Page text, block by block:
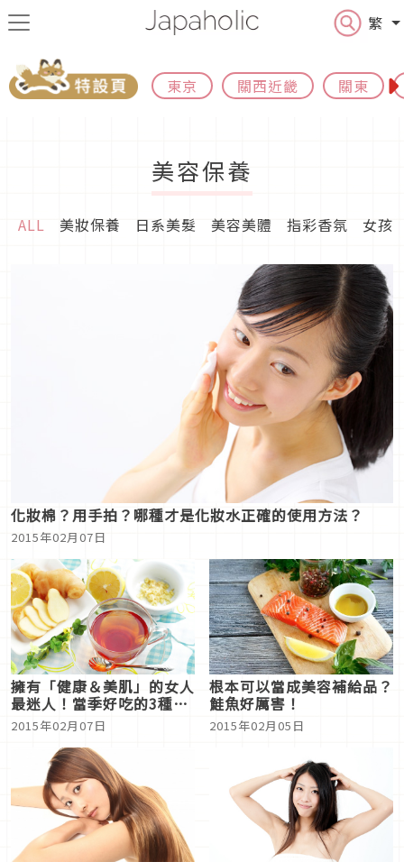
繁
東京 關西近畿 關東
美容保養
ALL 美妝保養 日系美髮 美容美體 指彩香氛 女孩
化妝棉？用手拍？哪種才是化妝水正確的使用方法？
2015年02月07日
擁有「健康＆美肌」的女人
最迷人！當季好吃的3種
「蔬菜」
2015年02月07日
根本可以當成美容補給品？
鮭魚好厲害！
2015年02月05日